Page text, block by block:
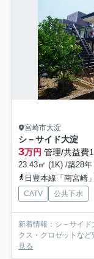
宮崎市大淀
シ－サイド大淀
3万円 管理/共益費
23.43㎡ (1K) /築28
日豊本線「南宮崎
CATV 公共下水
新着情報：シ－サイ
クス・クロゼットなど
見る